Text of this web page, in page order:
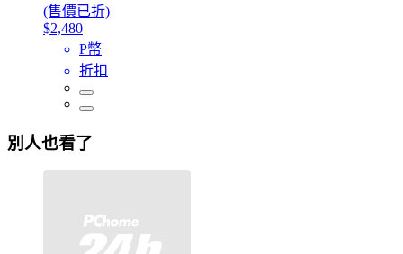
(售價已折)
$2,480
P幣
折扣
別人也看了